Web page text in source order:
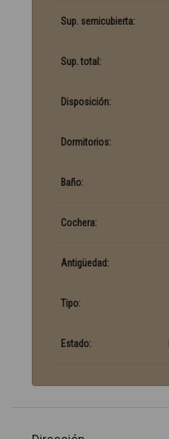
Sup. semicubierta:
Sup. total:
Disposición:
Dormitorios:
Baño:
Cochera:
Antigüedad:
Tipo:
Estado: